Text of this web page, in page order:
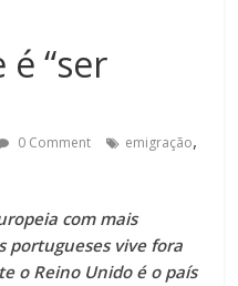
“ser
0 Comment emigração,
com mais
portugueses vive fora
o Reino Unido é o país